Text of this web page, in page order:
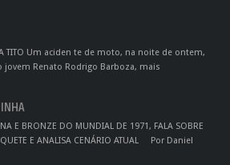
TITO Um aciden te de moto, na noite de ontem,
jovem Renato Rodrigo Barboza, mais
E BRONZE DO MUNDIAL DE 1971, FALA SOBRE
E ANALISA CENÁRIO ATUAL Por Daniel